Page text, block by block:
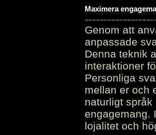
Maximera
Genom att
anpassade
Denna teknik
interaktioner
Personliga
mellan er och
naturligt
engagemang.
lojalitet och